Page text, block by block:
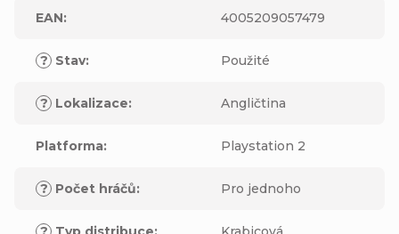
EAN: 4005209057479
? Stav: Použité
? Lokalizace: Angličtina
Platforma: Playstation 2
? Počet hráčů: Pro jednoho